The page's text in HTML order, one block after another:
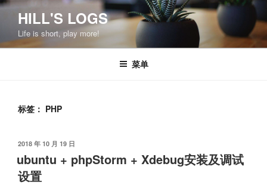
跳
容
HILL'S LOGS
Life is short, play more!
菜单
标签： PHP
发
于
2018 年 10 月 19 日
ubuntu + phpStorm + Xdebug安装及调试
设置